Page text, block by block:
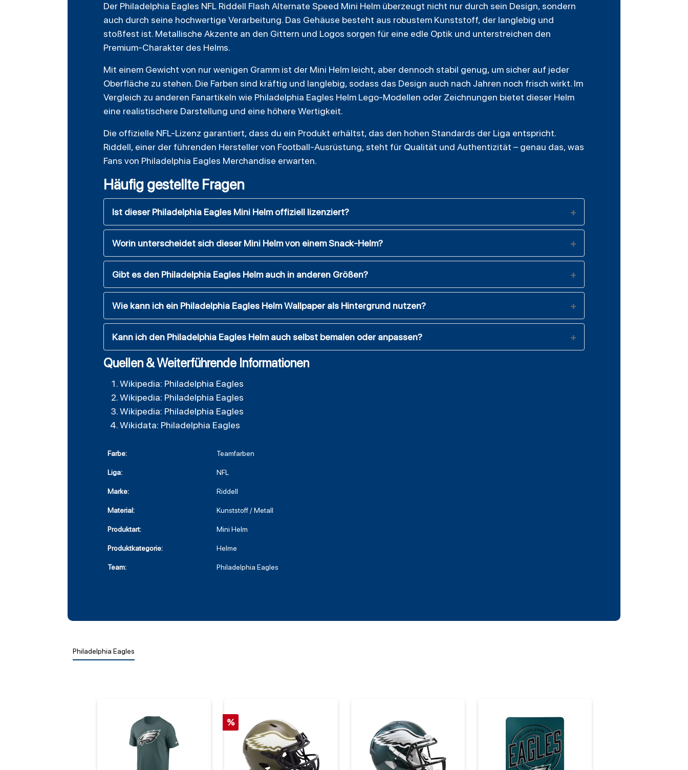
Der Philadelphia Eagles NFL Riddell Flash Alternate Speed Mini Helm überzeugt nicht nur durch sein Design, sondern
auch durch seine hochwertige Verarbeitung. Das Gehäuse besteht aus robustem Kunststoff, der langlebig und
stoßfest ist. Metallische Akzente an den Gittern und Logos sorgen für eine edle Optik und unterstreichen den
Premium-Charakter des Helms.
Mit einem Gewicht von nur wenigen Gramm ist der Mini Helm leicht, aber dennoch stabil genug, um sicher auf jeder
Oberfläche zu stehen. Die Farben sind kräftig und langlebig, sodass das Design auch nach Jahren noch frisch wirkt. Im
Vergleich zu anderen Fanartikeln wie Philadelphia Eagles Helm Lego-Modellen oder Zeichnungen bietet dieser Helm
eine realistischere Darstellung und eine höhere Wertigkeit.
Die offizielle NFL-Lizenz garantiert, dass du ein Produkt erhältst, das den hohen Standards der Liga entspricht.
Riddell, einer der führenden Hersteller von Football-Ausrüstung, steht für Qualität und Authentizität – genau das, was
Fans von Philadelphia Eagles Merchandise erwarten.
Häufig gestellte Fragen
Ist dieser Philadelphia Eagles Mini Helm offiziell lizenziert?
Worin unterscheidet sich dieser Mini Helm von einem Snack-Helm?
Gibt es den Philadelphia Eagles Helm auch in anderen Größen?
Wie kann ich ein Philadelphia Eagles Helm Wallpaper als Hintergrund nutzen?
Kann ich den Philadelphia Eagles Helm auch selbst bemalen oder anpassen?
Quellen & Weiterführende Informationen
Wikipedia: Philadelphia Eagles
Wikipedia: Philadelphia Eagles
Wikipedia: Philadelphia Eagles
Wikidata: Philadelphia Eagles
Farbe: Teamfarben
Liga: NFL
Marke: Riddell
Material: Kunststoff / Metall
Produktart: Mini Helm
Produktkategorie: Helme
Team: Philadelphia Eagles
Philadelphia Eagles
%